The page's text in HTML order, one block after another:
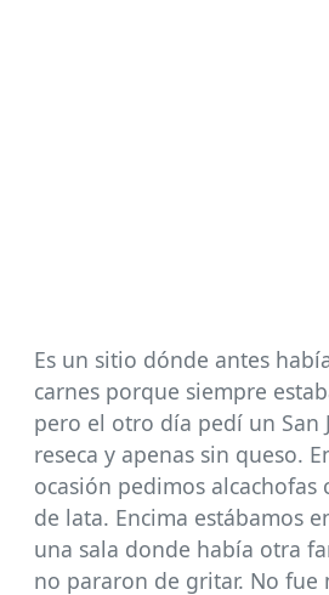
Es un sitio dónde antes
carnes porque siempre
pero el otro día pedí un San
reseca y apenas sin queso.
ocasión pedimos alcachofas
de lata. Encima estábamos
una sala donde había otra
no pararon de gritar. No fue